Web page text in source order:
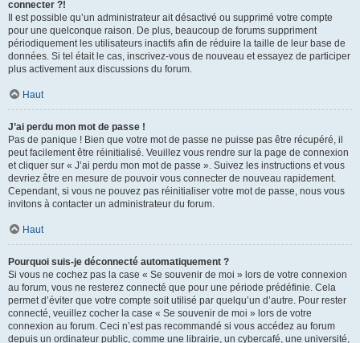
connecter ?!
Il est possible qu’un administrateur ait désactivé ou supprimé votre compte
pour une quelconque raison. De plus, beaucoup de forums suppriment
périodiquement les utilisateurs inactifs afin de réduire la taille de leur base de
données. Si tel était le cas, inscrivez-vous de nouveau et essayez de participer
plus activement aux discussions du forum.
Haut
J’ai perdu mon mot de passe !
Pas de panique ! Bien que votre mot de passe ne puisse pas être récupéré, il
peut facilement être réinitialisé. Veuillez vous rendre sur la page de connexion
et cliquer sur « J’ai perdu mon mot de passe ». Suivez les instructions et vous
devriez être en mesure de pouvoir vous connecter de nouveau rapidement.
Cependant, si vous ne pouvez pas réinitialiser votre mot de passe, nous vous
invitons à contacter un administrateur du forum.
Haut
Pourquoi suis-je déconnecté automatiquement ?
Si vous ne cochez pas la case « Se souvenir de moi » lors de votre connexion
au forum, vous ne resterez connecté que pour une période prédéfinie. Cela
permet d’éviter que votre compte soit utilisé par quelqu’un d’autre. Pour rester
connecté, veuillez cocher la case « Se souvenir de moi » lors de votre
connexion au forum. Ceci n’est pas recommandé si vous accédez au forum
depuis un ordinateur public, comme une librairie, un cybercafé, une université,